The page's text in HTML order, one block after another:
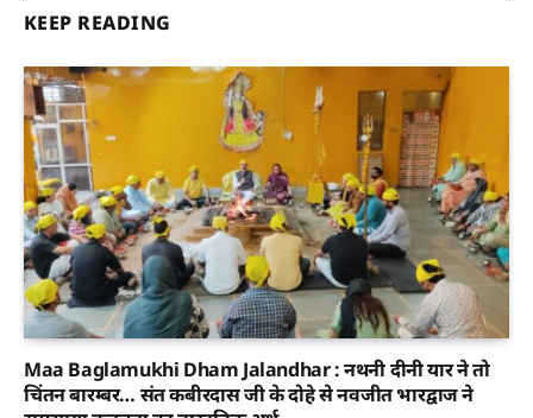
KEEP READING
Maa Baglamukhi Dham Jalandhar : नथनी दीनी यार ने तो
चिंतन बारम्बर… संत कबीरदास जी के दोहे से नवजीत भारद्वाज ने